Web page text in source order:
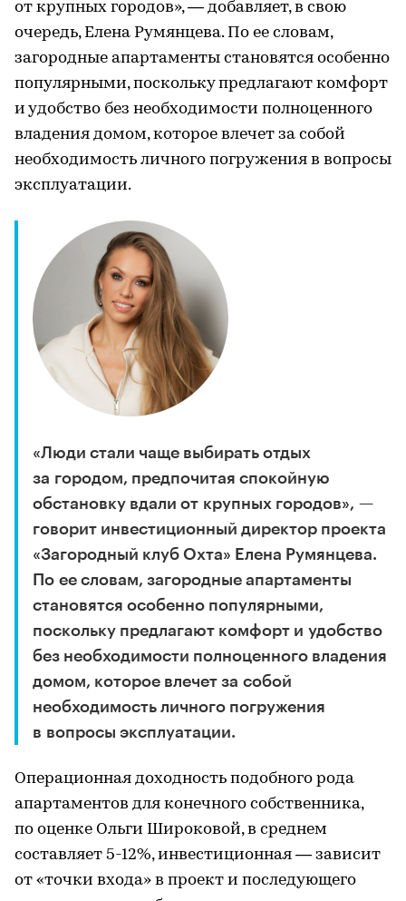
от крупных городов», — добавляет, в свою
очередь, Елена Румянцева. По ее словам,
загородные апартаменты становятся особенно
популярными, поскольку предлагают комфорт
и удобство без необходимости полноценного
владения домом, которое влечет за собой
необходимость личного погружения в вопросы
эксплуатации.
«Люди стали чаще выбирать отдых
за городом, предпочитая спокойную
обстановку вдали от крупных городов», —
говорит инвестиционный директор проекта
«Загородный клуб Охта» Елена Румянцева.
По ее словам, загородные апартаменты
становятся особенно популярными,
поскольку предлагают комфорт и удобство
без необходимости полноценного владения
домом, которое влечет за собой
необходимость личного погружения
в вопросы эксплуатации.
Операционная доходность подобного рода
апартаментов для конечного собственника,
по оценке Ольги Широковой, в среднем
составляет 5-12%, инвестиционная — зависит
от «точки входа» в проект и последующего